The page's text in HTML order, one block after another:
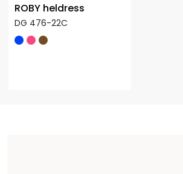
ROBY heldress
DG 476-22C